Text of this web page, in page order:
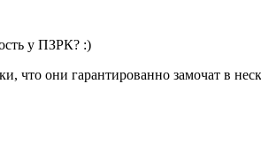
у ПЗРК? :)
они гарантированно замочат в